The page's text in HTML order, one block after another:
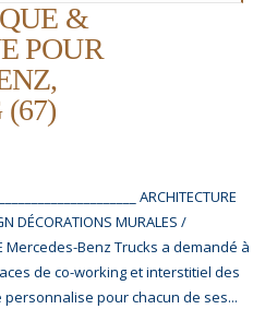
&
POUR
(67)
ARCHITECTURE
DÉCORATIONS MURALES /
Mercedes-Benz Trucks a demandé à
de co-working et interstitiel des
personnalise pour chacun de ses...